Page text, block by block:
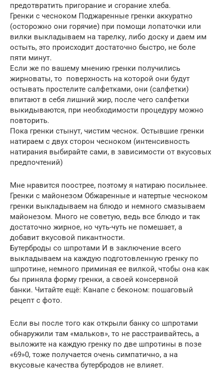
предотвратить пригорание и сгорание хлеба.
Гренки с чесноком Поджаренные гренки аккуратно
(осторожно они горячие) при помощи лопаточки или
вилки выкладываем на тарелку, либо доску и даем им
остыть, это происходит достаточно быстро, не боле
пяти минут.
Если же по вашему мнению гренки получились
жирноваты, то поверхность на которой они будут
остывать простелите салфетками, они (салфетки)
впитают в себя лишний жир, после чего салфетки
выкидываются, при необходимости процедуру можно
повторить.
Пока гренки стынут, чистим чеснок. Остывшие гренки
натираем с двух сторон чесноком (интенсивность
натирания выбирайте сами, в зависимости от вкусовых
предпочтений)
Мне нравится поострее, поэтому я натираю посильнее.
Гренки с майонезом Обжаренные и натертые чесноком
гренки выкладываем на блюдо и немного смазываем
майонезом. Много не советую, ведь все блюдо и так
достаточно жирное, но чуть-чуть не помешает, а
добавит вкусовой пикантности.
Бутерброды со шпротами И в заключение всего
выкладываем на каждую подготовленную гренку по
шпротине, немного приминая ее вилкой, чтобы она как
бы приняла форму гренки, а своей консервной
банки. Читайте ещё: Канапе с беконом: пошаговый
рецепт с фото.
Если вы после того как открыли банку со шпротами
обнаружили там «мальков», то не расстраивайтесь, а
выложите на каждую гренку по две шпротины в позе
«69»0, тоже получается очень симпатично, а на
вкусовые качества бутербродов не влияет.